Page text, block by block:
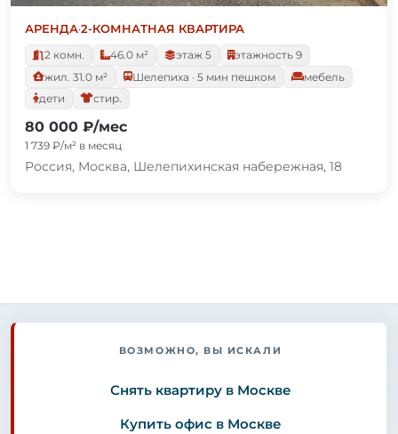
АРЕНДА·2-КОМНАТНАЯ КВАРТИРА
2 комн.
46.0 м² этаж 5
этажность 9
жил. 31.0 м²
Шелепиха · 5 мин пешком
мебель
дети
стир.
80 000 ₽/мес
1 739 ₽/м² в месяц
Россия, Москва, Шелепихинская набережная, 18
ВОЗМОЖНО, ВЫ ИСКАЛИ
Снять квартиру в Москве
Купить офис в Москве